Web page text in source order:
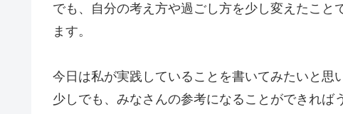
でも、自分の考え方や過ごし方を少し変えたこ
ます。
今日は私が実践していることを書いてみたいと思
少しでも、みなさんの参考になることができれば